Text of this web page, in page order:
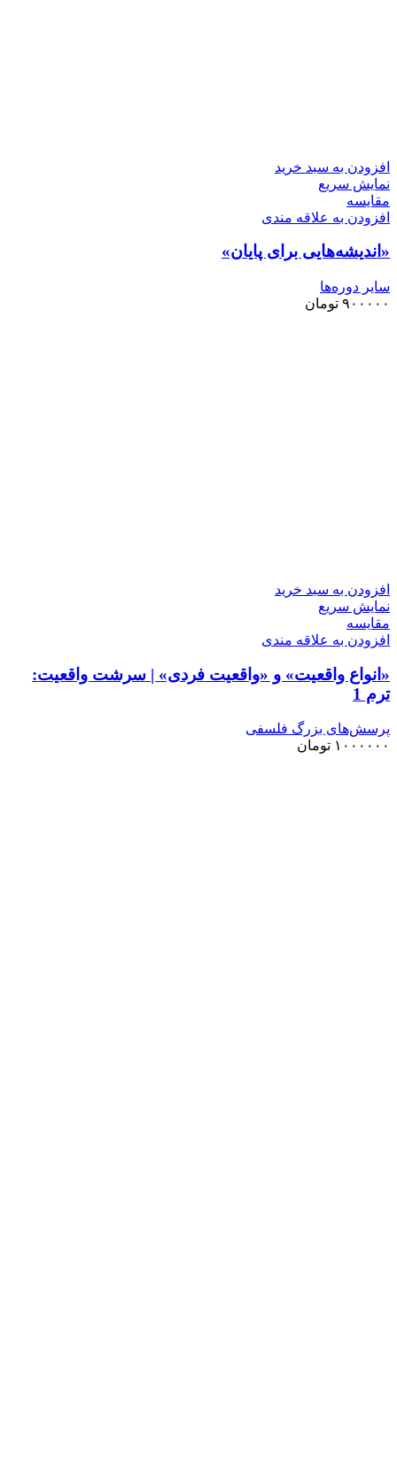
افزودن به سبد خرید
نمایش سریع
مقايسه
افزودن به علاقه مندی
«اندیشه‌هایی برای پایان»
سایر دوره‌ها
۹۰۰۰۰۰ تومان
افزودن به سبد خرید
نمایش سریع
مقايسه
افزودن به علاقه مندی
«انواع واقعیت» و «واقعیت فردی» | سرشت واقعیت:
ترم 1
پرسش‌های بزرگ فلسفی
۱۰۰۰۰۰۰ تومان